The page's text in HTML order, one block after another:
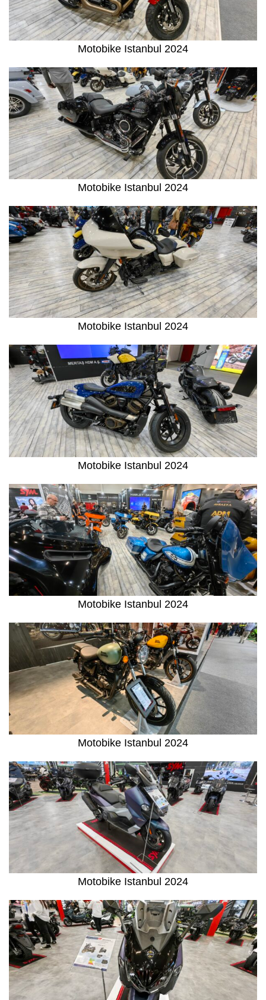
Motobike Istanbul 2024
Motobike Istanbul 2024
Motobike Istanbul 2024
Motobike Istanbul 2024
Motobike Istanbul 2024
Motobike Istanbul 2024
Motobike Istanbul 2024